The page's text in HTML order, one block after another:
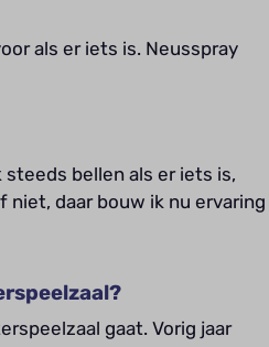
als er iets is. Neusspray
bellen als er iets is,
daar bouw ik nu ervaring
gaat. Vorig jaar